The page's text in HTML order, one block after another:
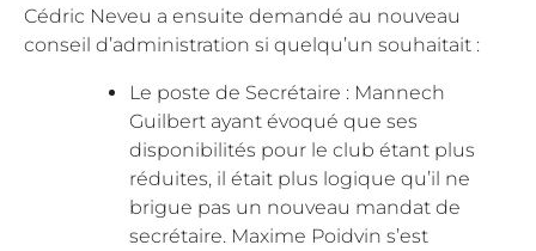
Cédric Neveu a ensuite demandé au nouveau
conseil d’administration si quelqu’un souhaitait :
Le poste de Secrétaire : Mannech
Guilbert ayant évoqué que ses
disponibilités pour le club étant plus
réduites, il était plus logique qu’il ne
brigue pas un nouveau mandat de
secrétaire. Maxime Poidvin s’est